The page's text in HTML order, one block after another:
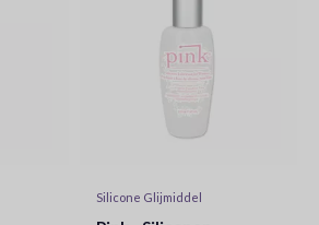
Silicone Glijmiddel